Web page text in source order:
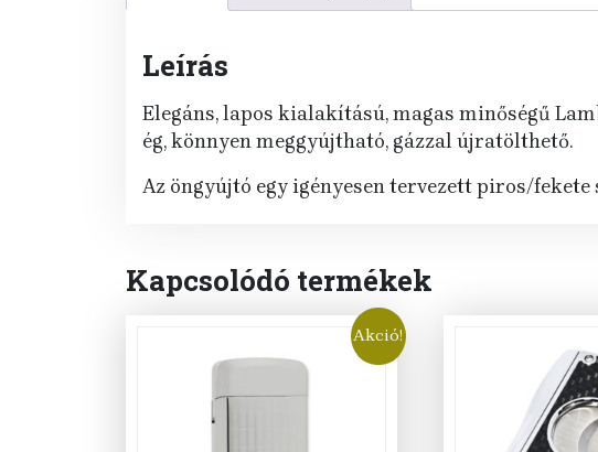
Leírás
Elegáns, lapos kialakítású, magas minőségű
ég, könnyen meggyújtható, gázzal újratölthető.
Az öngyújtó egy igényesen tervezett piros/
Kapcsolódó termékek
Akció!